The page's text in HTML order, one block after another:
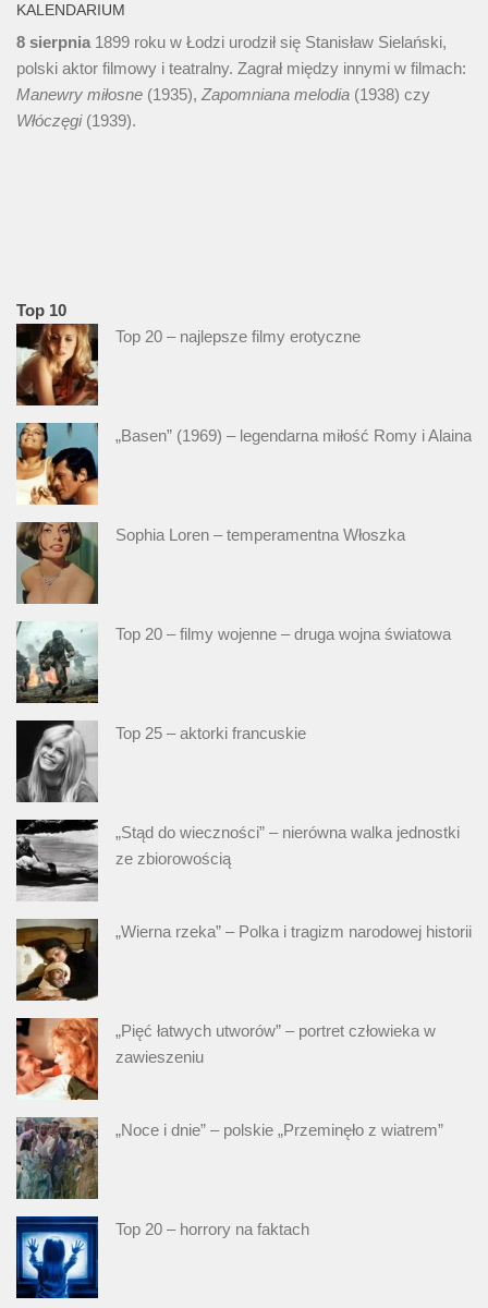
KALENDARIUM
8 sierpnia1899 roku w Łodzi urodził się Stanisław Sielański,
polski aktor filmowy i teatralny. Zagrał między innymi w filmach:
Manewry miłosne (1935),Zapomniana melodia (1938) czy
Włóczęgi(1939).
Top 10
Top 20 – najlepsze filmy erotyczne
„Basen” (1969) – legendarna miłość Romy i Alaina
Sophia Loren – temperamentna Włoszka
Top 20 – filmy wojenne – druga wojna światowa
Top 25 – aktorki francuskie
„Stąd do wieczności” – nierówna walka jednostki
ze zbiorowością
„Wierna rzeka” – Polka i tragizm narodowej historii
„Pięć łatwych utworów” – portret człowieka w
zawieszeniu
„Noce i dnie” – polskie „Przeminęło z wiatrem”
Top 20 – horrory na faktach